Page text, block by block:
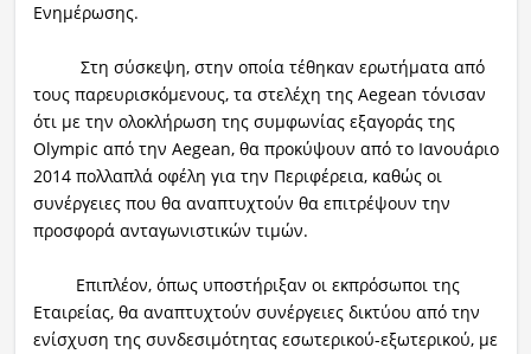
Ενημέρωσης.
Στη σύσκεψη, στην οποία τέθηκαν ερωτήματα από
τους παρευρισκόμενους, τα στελέχη της Aegean τόνισαν
ότι με την ολοκλήρωση της συμφωνίας εξαγοράς της
Olympic από την Aegean, θα προκύψουν από το Ιανουάριο
2014 πολλαπλά οφέλη για την Περιφέρεια, καθώς οι
συνέργειες που θα αναπτυχτούν θα επιτρέψουν την
προσφορά ανταγωνιστικών τιμών.
Επιπλέον, όπως υποστήριξαν οι εκπρόσωποι της
Εταιρείας, θα αναπτυχτούν συνέργειες δικτύου από την
ενίσχυση της συνδεσιμότητας εσωτερικού-εξωτερικού, με